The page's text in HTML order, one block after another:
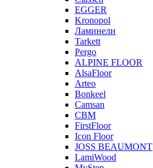
EGGER
Kronopol
Ламинели
Tarkett
Pergo
ALPINE FLOOR
AlsaFloor
Arteo
Bonkeel
Camsan
CBM
FirstFloor
Icon Floor
JOSS BEAUMONT
LamiWood